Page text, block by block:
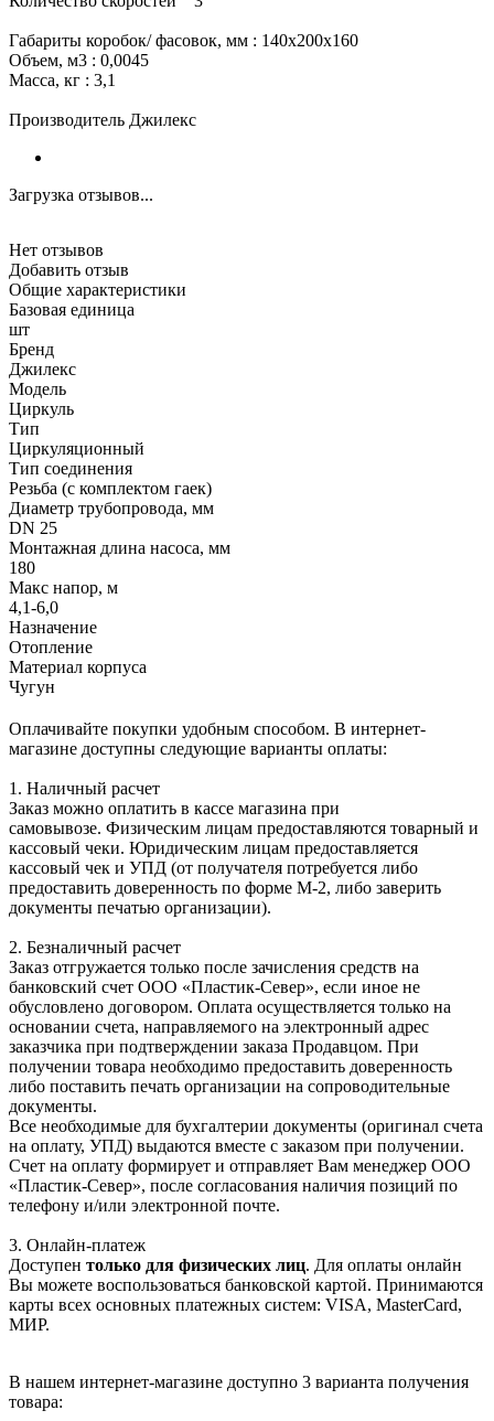
Габариты коробок/ фасовок, мм : 140х200х160
Объем, м3 : 0,0045
Масса, кг : 3,1
Производитель Джилекс
Загрузка отзывов...
Нет отзывов
Добавить отзыв
Общие характеристики
Базовая единица
шт
Бренд
Джилекс
Модель
Циркуль
Тип
Циркуляционный
Тип соединения
Резьба (с комплектом гаек)
Диаметр трубопровода, мм
DN 25
Монтажная длина насоса, мм
180
Макс напор, м
4,1-6,0
Назначение
Отопление
Материал корпуса
Чугун
Оплачивайте покупки удобным способом. В интернет-
магазине доступны следующие варианты оплаты:
1. Наличный расчет
Заказ можно оплатить в кассе магазина при
самовывозе. Физическим лицам предоставляются товарный и
кассовый чеки. Юридическим лицам предоставляется
кассовый чек и УПД (от получателя потребуется либо
предоставить доверенность по форме М-2, либо заверить
документы печатью организации).
2. Безналичный расчет
Заказ отгружается только после зачисления средств на
банковский счет ООО «Пластик-Север», если иное не
обусловлено договором. Оплата осуществляется только на
основании счета, направляемого на электронный адрес
заказчика при подтверждении заказа Продавцом. При
получении товара необходимо предоставить доверенность
либо поставить печать организации на сопроводительные
документы.
Все необходимые для бухгалтерии документы (оригинал счета
на оплату, УПД) выдаются вместе с заказом при получении.
Счет на оплату формирует и отправляет Вам менеджер ООО
«Пластик-Север», после согласования наличия позиций по
телефону и/или электронной почте.
3. Онлайн-платеж
Доступен только для физических лиц. Для оплаты онлайн
Вы можете воспользоваться банковской картой. Принимаются
карты всех основных платежных систем: VISA, MasterCard,
МИР.
В нашем интернет-магазине доступно 3 варианта получения
товара: